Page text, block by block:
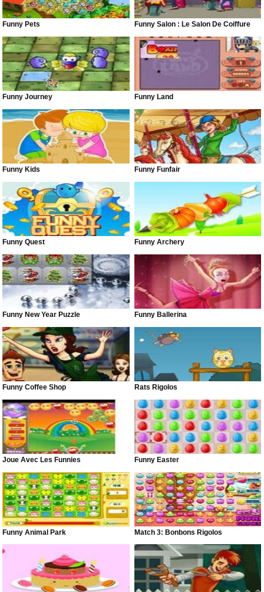
Funny Pets Funny Salon : Le Salon De Coiffure
Funny Journey Funny Land
Funny Kids Funny Funfair
Funny Quest Funny Archery
Funny New Year Puzzle Funny Ballerina
Funny Coffee Shop Rats Rigolos
Joue Avec Les Funnies Funny Easter
Funny Animal Park Match 3: Bonbons Rigolos